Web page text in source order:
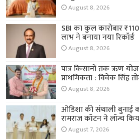
August 8, 2026
SBI का कुल कारोबार
लाभ ने बनाया नया रिकॉर्ड
August 8, 2026
पात्र किसानों तक ऋण
प्राथमिकता : विवेक सिंह
August 8, 2026
ओडिशा की संथाली
रामराज कॉटन ने लॉन्च
August 7, 2026